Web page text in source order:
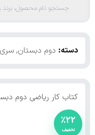
دسته: دوم دبستان, سری
کتاب کار ریاضی دوم
٪۲۲